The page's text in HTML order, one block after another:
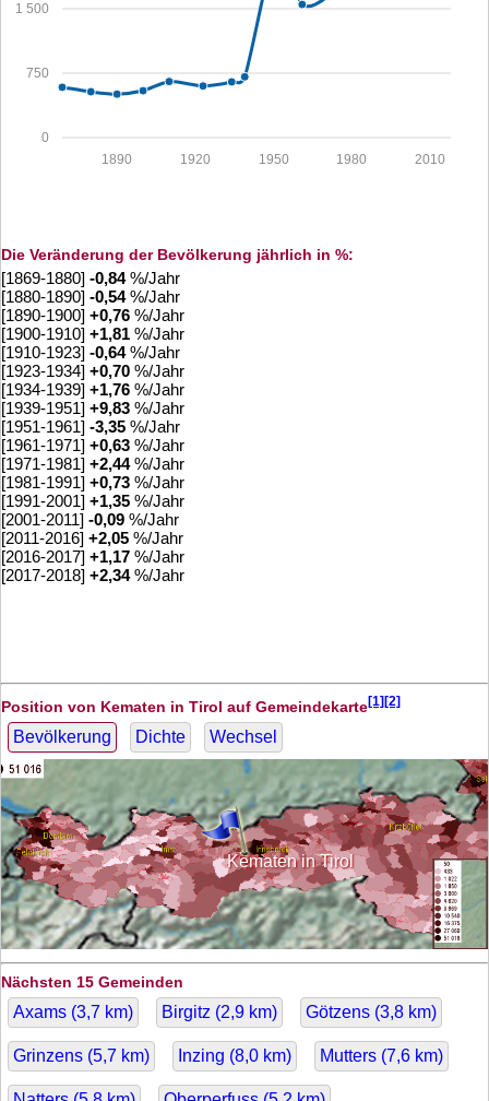
0
750
1 500
2010
1980
1950
1920
1890
Die Veränderung der Bevölkerung jährlich in %:
[1869-1880] -0,84%/Jahr
[1880-1890] -0,54%/Jahr
[1890-1900] +0,76 %/Jahr
[1900-1910] +1,81 %/Jahr
[1910-1923] -0,64%/Jahr
[1923-1934] +0,70 %/Jahr
[1934-1939] +1,76 %/Jahr
[1939-1951] +9,83 %/Jahr
[1951-1961] -3,35 %/Jahr
[1961-1971] +0,63 %/Jahr
[1971-1981] +2,44%/Jahr
[1981-1991] +0,73 %/Jahr
[1991-2001] +1,35 %/Jahr
[2001-2011] -0,09 %/Jahr
[2011-2016] +2,05 %/Jahr
[2016-2017] +1,17 %/Jahr
[2017-2018] +2,34%/Jahr
Position von Kematen in Tirol auf Gemeindekarte[1][2]
Bevölkerung Dichte Wechsel
Kematen in Tirol
Nächsten 15 Gemeinden
Axams (3,7 km) Birgitz (2,9 km) Götzens (3,8 km)
Grinzens (5,7 km) Inzing (8,0 km) Mutters (7,6 km)